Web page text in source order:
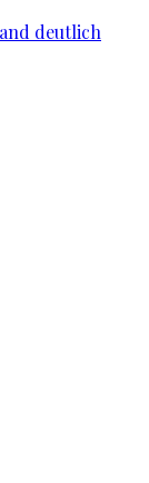
deutlich